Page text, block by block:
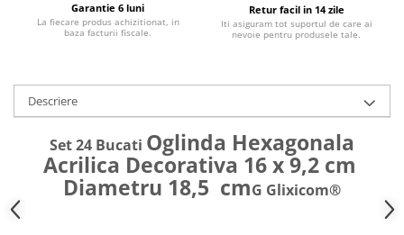
Garantie 6 luni
La fiecare produs achizitionat, in
baza facturii fiscale.
Retur facil in 14 zile
Iti asiguram tot suportul de care ai
nevoie pentru produsele tale.
Descriere
Set 24 Bucati Oglinda Hexagonala
Acrilica Decorativa 16 x 9,2 cm
Diametru 18,5 cmG Glixicom®